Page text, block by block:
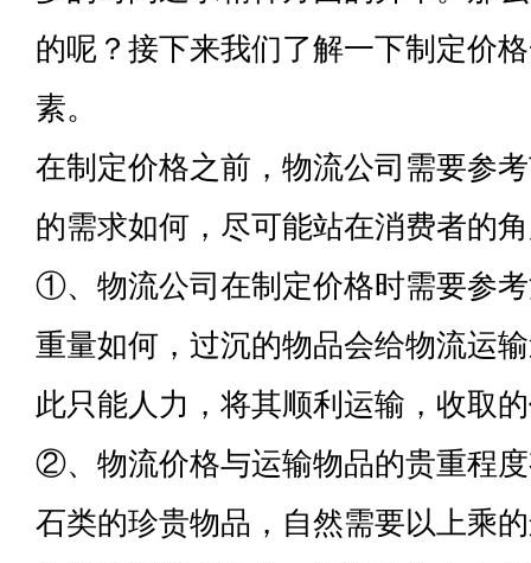
的呢？接下来我们了解一下制定价
素。
在制定价格之前，物流公司需要参
的需求如何，尽可能站在消费者的
①、物流公司在制定价格时需要参
重量如何，过沉的物品会给物流运
此只能人力，将其顺利运输，收取
②、物流价格与运输物品的贵重程
石类的珍贵物品，自然需要以上乘